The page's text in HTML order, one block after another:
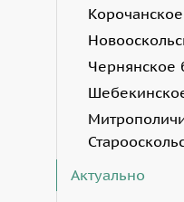
Чернянское
Актуально